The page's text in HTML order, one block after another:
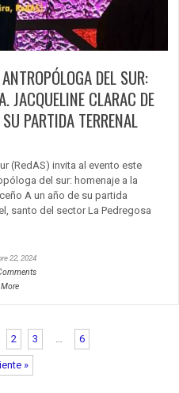
DEL SUR:
JACQUELINE CLARAC DE
PARTIDA TERRENAL
(RedAS) invita al evento este
del sur: homenaje a la
A un año de su partida
santo del sector La Pedregosa
22, 2024
More
2 3 … 6
»